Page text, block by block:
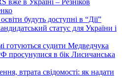
вже в Україні – Резніков
будуть доступні в “Дії”
статус для України і
готуються судити Медведчука
просунулися в бік Лисичанська
втрата свідомості: як надати